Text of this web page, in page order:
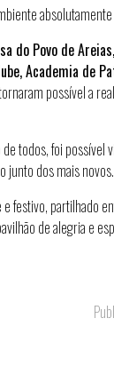
do Povo de Areias,
,Academia de
possível a
todos, foi
junto dos mais novos.
festivo, partilhado
de alegria e